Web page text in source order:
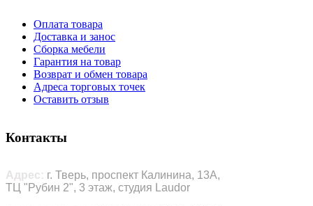
Оплата товара
Доставка и занос
Сборка мебели
Гарантия на товар
Возврат и обмен товара
Адреса торговых точек
Оставить отзыв
Контакты
Адрес: г. Тверь, проспект Калинина, 13А,
ТЦ "Рубин 2", 3 этаж, студия Laudor